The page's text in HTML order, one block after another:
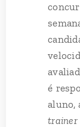
é
aluno,
trainer